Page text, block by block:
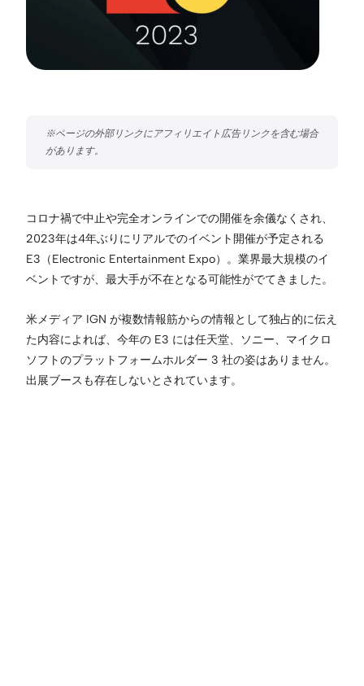
コロナ禍で中止や完全オンラインでの開催を余儀なくされ、
2023年は4年ぶりにリアルでのイベント開催が予定される
E3（Electronic Entertainment Expo）。業界最大規模のイ
ベントですが、最大手が不在となる可能性がでてきました。
米メディア IGN が複数情報筋からの情報として独占的に伝え
た内容によれば、今年の E3 には任天堂、ソニー、マイクロ
ソフトのプラットフォームホルダー 3 社の姿はありません。
出展ブースも存在しないとされています。